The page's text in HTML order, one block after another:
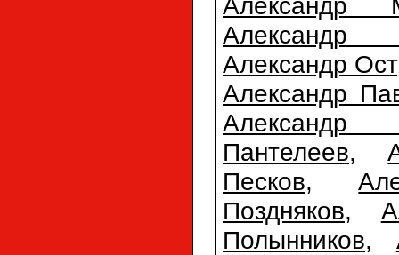
Александр
Александр
Александр
Александр
Пантелеев,
Песков,
Поздняков,
Полынников,